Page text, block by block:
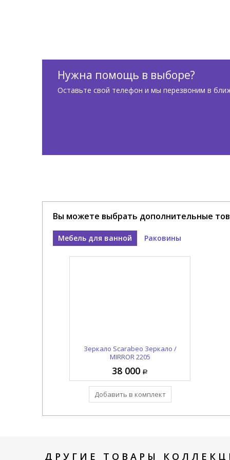
Нужна помощь в выборе?
Оставьте свой телефон и мы перезвоним в
Вы можете выбрать дополнительные
Мебель для ванной Раковины
Зеркало Scarabeo Зеркало /
MIRROR 2205
38 000
Добавить в комплект
Раковина накладная/
подвесная Scarabeo Мягкий-
CUBE 1522/49
42 750
Уже в комплекте
ДРУГИЕ ТОВАРЫ